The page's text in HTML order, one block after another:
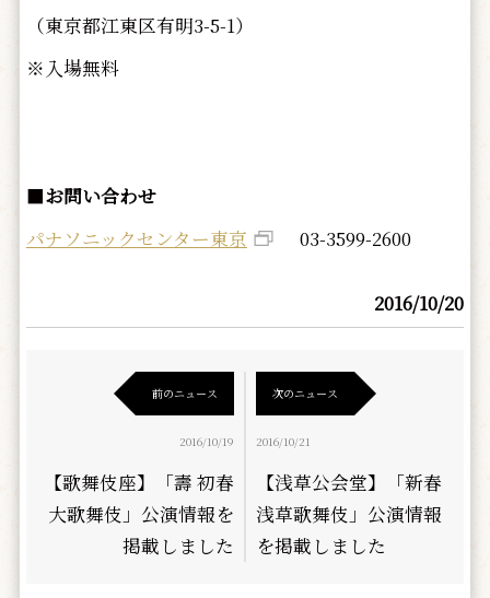
（東京都江東区有明3-5-1）
※入場無料
■お問い合わせ
パナソニックセンター東京
03-3599-2600
2016/10/20
前のニュース
2016/10/19
【歌舞伎座】「壽 初春
大歌舞伎」公演情報を
掲載しました
次のニュース
2016/10/21
【浅草公会堂】「新春
浅草歌舞伎」公演情報
を掲載しました